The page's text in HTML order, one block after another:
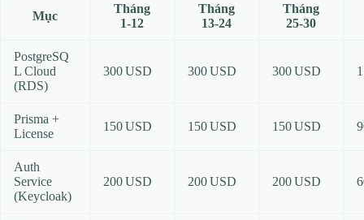
Mục
Tháng
1‑12
Tháng
13‑24
Tháng
25‑30
PostgreSQ
L Cloud
(RDS)
300 USD 300 USD 300 USD
Prisma +
License
150 USD 150 USD 150 USD
Auth
Service
(Keycloak)
200 USD 200 USD 200 USD